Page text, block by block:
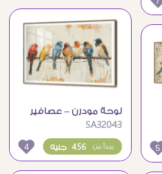
5
لوحة مودرن – عصافير
SA32043
456 جنيه يبدأ من 4